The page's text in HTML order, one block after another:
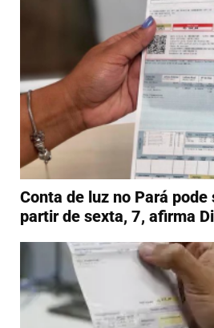
Conta de luz no Pará pode
partir de sexta, 7, afirma